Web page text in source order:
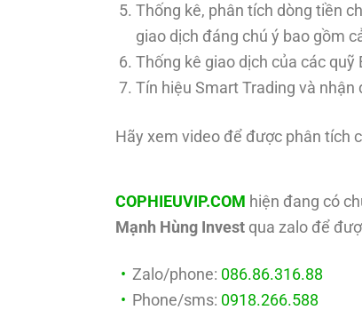
Thống kê, phân tích dòng tiền
giao dịch đáng chú ý bao gồm
Thống kê giao dịch của các quỹ
Tín hiệu Smart Trading và
Hãy xem video để được phân tích
COPHIEUVIP.COM hiện đang có
Mạnh Hùng Invest qua zalo để
Zalo/phone: 086.86.316.88
Phone/sms: 0918.266.588